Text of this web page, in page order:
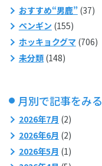
おすすめ“男鹿”(37)
ペンギン (155)
ホッキョクグマ (706)
未分類(148)
月別で記事をみる
2026年7月 (2)
2026年6月 (2)
2026年5月 (1)